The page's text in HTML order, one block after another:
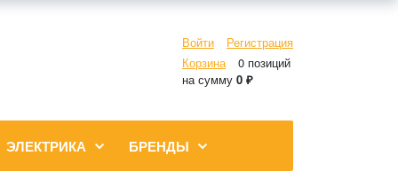
Войти
Регистрация
Корзина
0 позиций
на сумму 0 ₽
ЭЛЕКТРИКА БРЕНДЫ